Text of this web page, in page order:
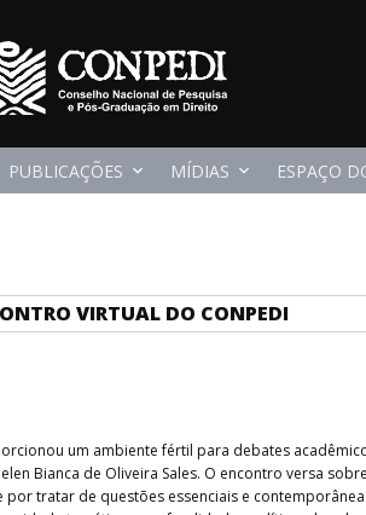
PUBLICAÇÕES MÍDIAS ESPAÇO
VIRTUAL DO CONPEDI
um ambiente fértil para debates
Bianca de Oliveira Sales. O encontro versa
tratar de questões essenciais e